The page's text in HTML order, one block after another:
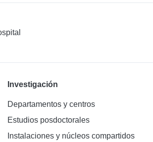
Investigación
Departamentos y centros
Estudios posdoctorales
Instalaciones y núcleos compartidos